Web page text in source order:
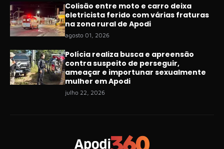
Colisão entre moto e carro deixa
eletricista ferido com várias fraturas
na zona rural de Apodi
agosto 01, 2026
Polícia realiza busca e apreensão
contra suspeito de perseguir,
ameaçar e importunar sexualmente
mulher em Apodi
julho 22, 2026